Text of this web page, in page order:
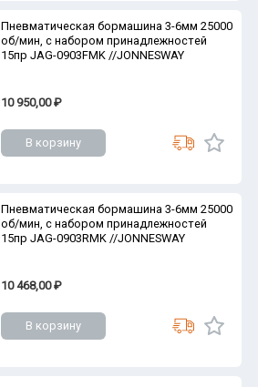
Пневматическая бормашина 3-6мм 25000
об/мин, с набором принадлежностей
15пр JAG-0903FMK //JONNESWAY
10 950,00 ₽
В корзину
Пневматическая бормашина 3-6мм 25000
об/мин, с набором принадлежностей
15пр JAG-0903RMK //JONNESWAY
10 468,00 ₽
В корзину